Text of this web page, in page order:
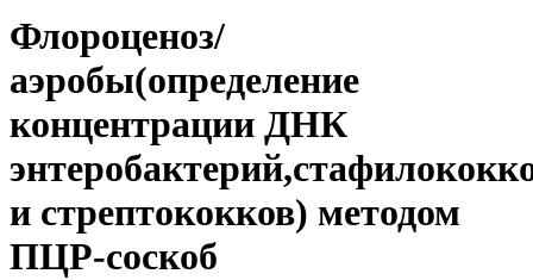
Флороценоз/
аэробы(определение
концентрации ДНК
и стрептококков) методом
ПЦР-соскоб